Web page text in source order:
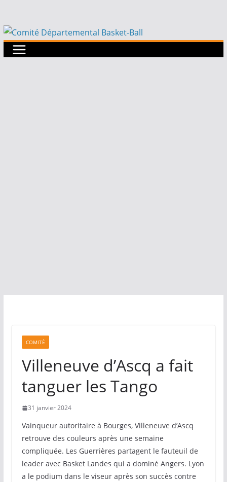
au
contenu
COMITÉ
Villeneuve d’Ascq a fait
tanguer les Tango
31 janvier 2024
Vainqueur autoritaire à Bourges, Villeneuve d’Ascq
retrouve des couleurs après une semaine
compliquée. Les Guerrières partagent le fauteuil de
leader avec Basket Landes qui a dominé Angers. Lyon
a le podium dans le viseur après son succès contre